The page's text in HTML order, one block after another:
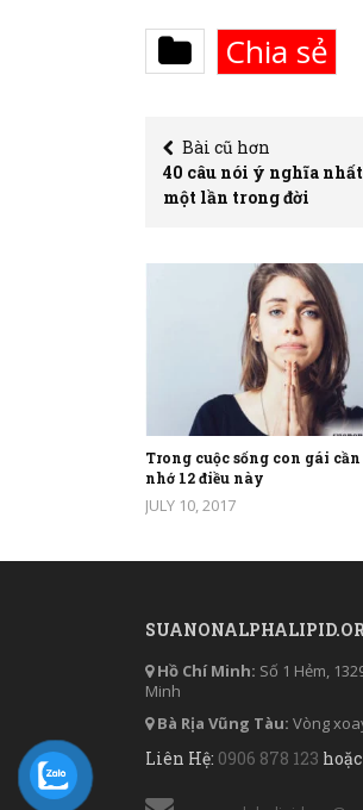
Chia sẻ
Bài cũ hơn
40 câu nói ý nghĩa
một lần trong đời
Trong cuộc sống con gái
nhớ 12 điều này
JULY 10, 2017
Hồ Chí Minh: Số 1 Hẻm,
Minh
Bà Rịa Vũng Tàu: Vòng
Liên Hệ: 0906 878 123 hoặc